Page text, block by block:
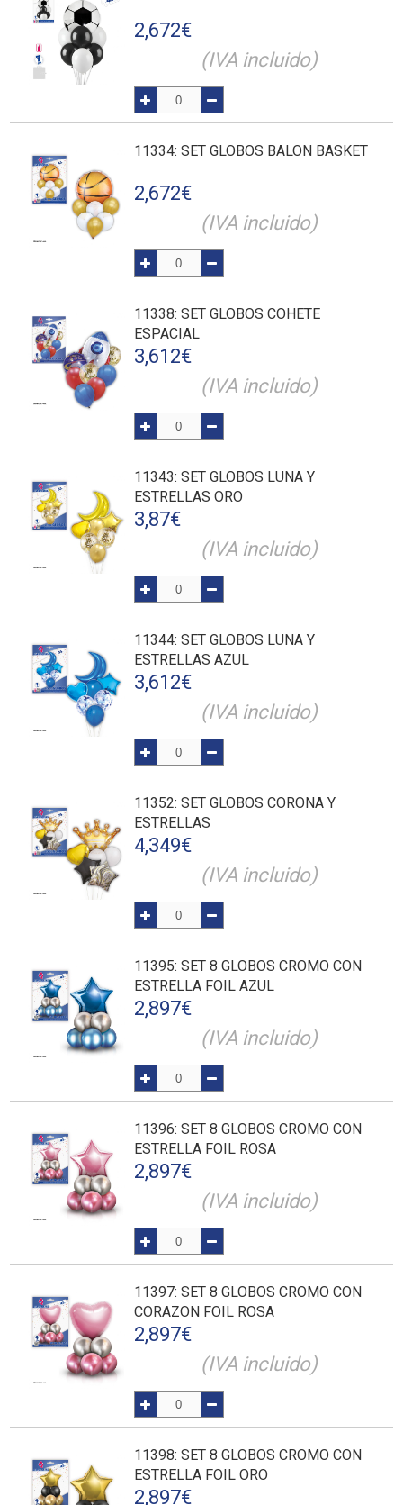
2,672€
(IVA incluido)
11334: SET GLOBOS BALON BASKET
2,672€
(IVA incluido)
11338: SET GLOBOS COHETE
ESPACIAL
3,612€
(IVA incluido)
11343: SET GLOBOS LUNA Y
ESTRELLAS ORO
3,87€
(IVA incluido)
11344: SET GLOBOS LUNA Y
ESTRELLAS AZUL
3,612€
(IVA incluido)
11352: SET GLOBOS CORONA Y
ESTRELLAS
4,349€
(IVA incluido)
11395: SET 8 GLOBOS CROMO CON
ESTRELLA FOIL AZUL
2,897€
(IVA incluido)
11396: SET 8 GLOBOS CROMO CON
ESTRELLA FOIL ROSA
2,897€
(IVA incluido)
11397: SET 8 GLOBOS CROMO CON
CORAZON FOIL ROSA
2,897€
(IVA incluido)
11398: SET 8 GLOBOS CROMO CON
ESTRELLA FOIL ORO
2,897€